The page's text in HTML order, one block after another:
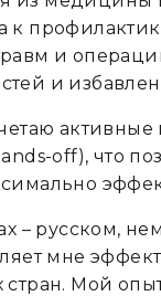
к
и
и
off), что
– русском,
мне
Мой